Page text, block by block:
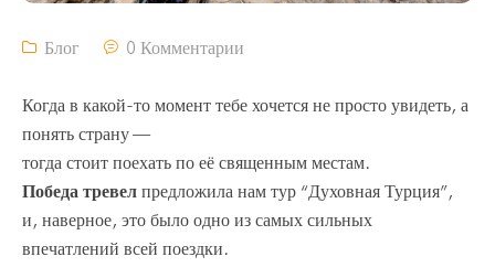
Блог 0 Комментарии
Когда в какой-то момент тебе хочется не просто увидеть, а
понять страну —
тогда стоит поехать по её священным местам.
Победа тревелпредложила нам тур “Духовная Турция”,
и, наверное, это было одно из самых сильных
впечатлений всей поездки.